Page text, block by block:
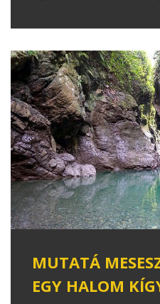
MUTATÁ
EGY HALOM